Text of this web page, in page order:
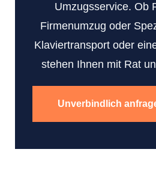
Umzugsservice. Ob
Firmenumzug oder
Klaviertransport oder
stehen Ihnen mit Rat
Unverbindlich